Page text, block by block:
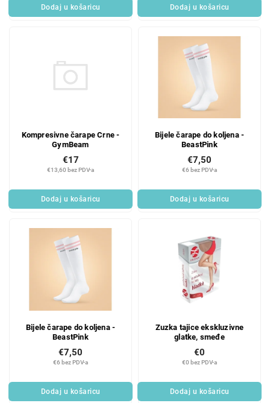
Dodaj u košaricu Dodaj u košaricu
Kompresivne čarape Crne -
GymBeam
€13,60 bez PDV-a
€17
Dodaj u košaricu
Bijele čarape do koljena -
BeastPink
€6 bez PDV-a
€7,50
Dodaj u košaricu
Bijele čarape do koljena -
BeastPink
€6 bez PDV-a
€7,50
Dodaj u košaricu
Zuzka tajice ekskluzivne
glatke, smeđe
€0 bez PDV-a
€0
Dodaj u košaricu